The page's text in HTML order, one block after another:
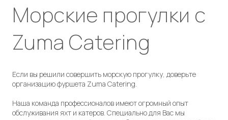
Морские прогулки с
Zuma Сatering
Если вы решили совершить морскую прогулку, доверьте
организацию фуршета Zuma Сatering.
Наша команда профессионалов имеют огромный опыт
обслуживания яхт и катеров. Специально для Вас мы